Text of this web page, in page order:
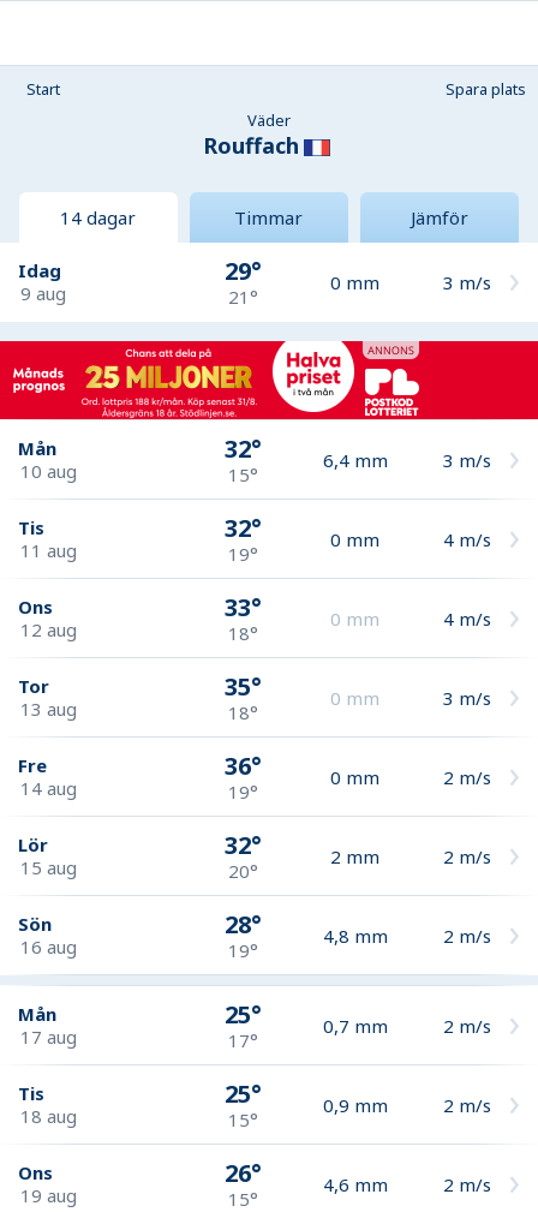
Start
Spara plats
Väder
Rouffach
14 dagar Timmar Jämför
Idag
9 aug
29°
21°
0 mm 3 m/s
Mån
10 aug
32°
15°
6,4 mm 3 m/s
Tis
11 aug
32°
19°
0 mm 4 m/s
Ons
12 aug
33°
18°
0 mm 4 m/s
Tor
13 aug
35°
18°
0 mm 3 m/s
Fre
14 aug
36°
19°
0 mm 2 m/s
Lör
15 aug
32°
20°
2 mm 2 m/s
Sön
16 aug
28°
19°
4,8 mm 2 m/s
Mån
17 aug
25°
17°
0,7 mm 2 m/s
Tis
18 aug
25°
15°
0,9 mm 2 m/s
Ons
19 aug
26°
15°
4,6 mm 2 m/s